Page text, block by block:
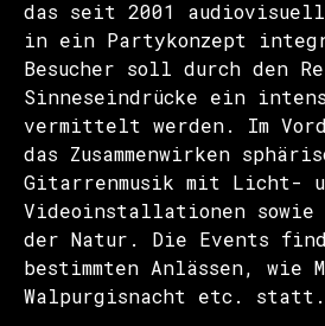
das seit 2001
in ein Partykonzept
Besucher soll durch den
Sinneseindrücke ein
vermittelt werden. Im
das Zusammenwirken
Gitarrenmusik mit Licht-
Videoinstallationen sowie
der Natur. Die Events
bestimmten Anlässen, wie
Walpurgisnacht etc. statt.